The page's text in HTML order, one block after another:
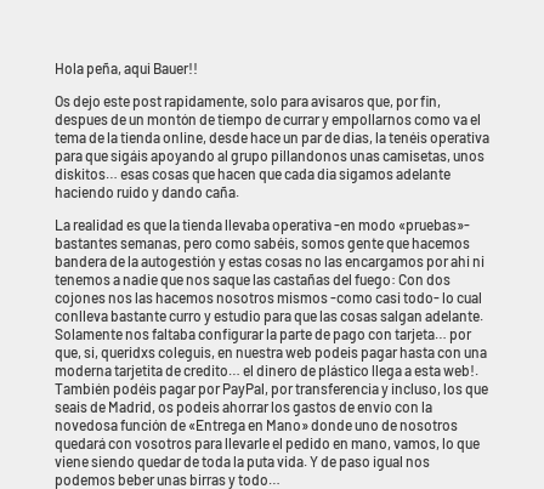
Hola peña, aqui Bauer!!
Os dejo este post rapidamente, solo para avisaros que, por fin,
despues de un montón de tiempo de currar y empollarnos como va el
tema de la tienda online, desde hace un par de dias, la tenéis operativa
para que sigáis apoyando al grupo pillandonos unas camisetas, unos
diskitos… esas cosas que hacen que cada dia sigamos adelante
haciendo ruido y dando caña.
La realidad es que la tienda llevaba operativa -en modo «pruebas»-
bastantes semanas, pero como sabéis, somos gente que hacemos
bandera de la autogestión y estas cosas no las encargamos por ahi ni
tenemos a nadie que nos saque las castañas del fuego: Con dos
cojones nos las hacemos nosotros mismos -como casi todo- lo cual
conlleva bastante curro y estudio para que las cosas salgan adelante.
Solamente nos faltaba configurar la parte de pago con tarjeta… por
que, si, queridxs coleguis, en nuestra web podeis pagar hasta con una
moderna tarjetita de credito… el dinero de plástico llega a esta web!.
También podéis pagar por PayPal, por transferencia y incluso, los que
seais de Madrid, os podeis ahorrar los gastos de envío con la
novedosa función de «Entrega en Mano» donde uno de nosotros
quedará con vosotros para llevarle el pedido en mano, vamos, lo que
viene siendo quedar de toda la puta vida. Y de paso igual nos
podemos beber unas birras y todo…